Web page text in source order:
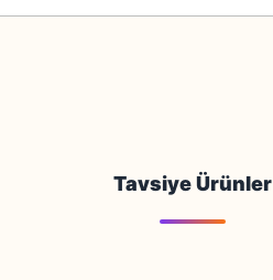
Yorum Yaz
Tavsiye Ürünler